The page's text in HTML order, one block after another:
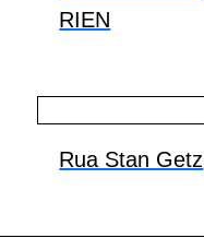
RIEN
Rua Stan Getz